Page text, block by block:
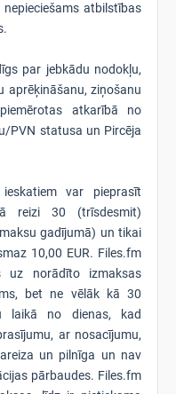
atbilstības
par jebkādu nodokļu,
aprēķināšanu, ziņošanu
atkarībā no
PVN statusa un Pircēja
var pieprasīt
reizi 30 (trīsdesmit)
gadījumā) un tikai
10,00 EUR. Files.fm
uz norādīto izmaksas
bet ne vēlāk kā 30
laikā no dienas, kad
ar nosacījumu,
un pilnīga un nav
pārbaudes. Files.fm